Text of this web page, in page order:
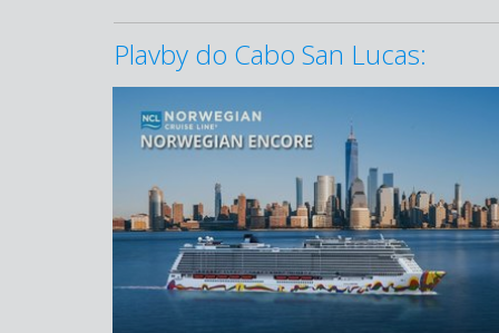
Plavby do Cabo San Lucas:
ZOBRAZIT DETAIL
08.02.2028 – 13.02.2028
11 690 KČ/OS.
(483 €)